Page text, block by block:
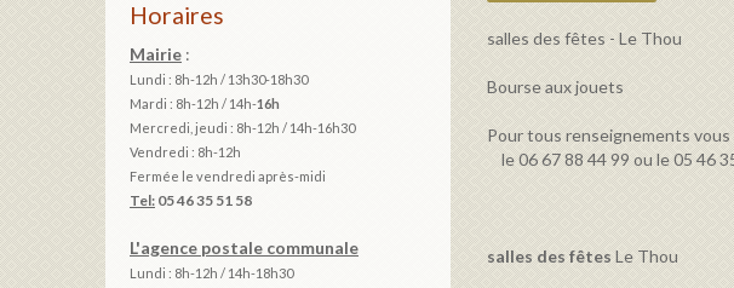
salles des fêtes - Le Thou
Bourse aux jouets
Pour tous renseignements
le 06 67 88 44 99 ou le 05 46
salles des fêtes Le Thou
Horaires
Mairie :
Lundi : 8h-12h / 13h30-18h30
Mardi : 8h-12h / 14h-16h
Mercredi, jeudi : 8h-12h / 14h-16h30
Vendredi : 8h-12h
Fermée le vendredi après-midi
Tel: 05 46 35 51 58
L'agence postale communale
Lundi : 8h-12h / 14h-18h30